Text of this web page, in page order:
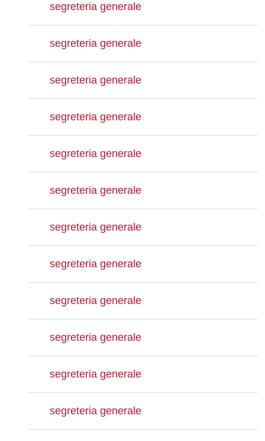
segreteria generale
segreteria generale
segreteria generale
segreteria generale
segreteria generale
segreteria generale
segreteria generale
segreteria generale
segreteria generale
segreteria generale
segreteria generale
segreteria generale